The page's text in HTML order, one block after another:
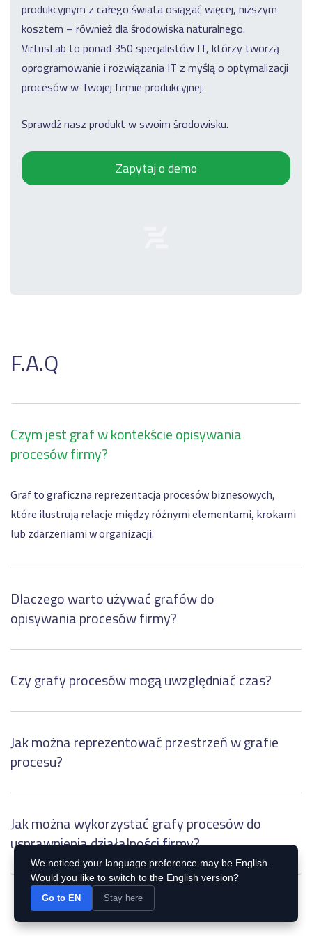
produkcyjnym z całego świata osiągać więcej, niższym
kosztem – również dla środowiska naturalnego.
VirtusLab to ponad 350 specjalistów IT, którzy tworzą
oprogramowanie i rozwiązania IT z myślą o optymalizacji
procesów w Twojej firmie produkcyjnej.
Sprawdź nasz produkt w swoim środowisku.
Zapytaj o demo
F.A.Q
Czym jest graf w kontekście opisywania
procesów firmy?
Graf to graficzna reprezentacja procesów biznesowych,
które ilustrują relacje między różnymi elementami, krokami
lub zdarzeniami w organizacji.
Dlaczego warto używać grafów do
opisywania procesów firmy?
Czy grafy procesów mogą uwzględniać czas?
Jak można reprezentować przestrzeń w grafie
procesu?
Jak można wykorzystać grafy procesów do
usprawnienia działalności firmy?
We noticed your language preference may be English.
Would you like to switch to the English version?
Go to EN Stay here